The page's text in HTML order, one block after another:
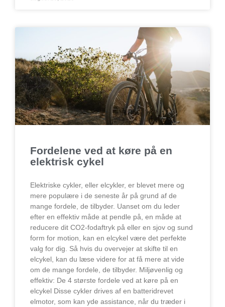
Fordelene ved at køre på en
elektrisk cykel
Elektriske cykler, eller elcykler, er blevet mere og
mere populære i de seneste år på grund af de
mange fordele, de tilbyder. Uanset om du leder
efter en effektiv måde at pendle på, en måde at
reducere dit CO2-fodaftryk på eller en sjov og sund
form for motion, kan en elcykel være det perfekte
valg for dig. Så hvis du overvejer at skifte til en
elcykel, kan du læse videre for at få mere at vide
om de mange fordele, de tilbyder. Miljøvenlig og
effektiv: De 4 største fordele ved at køre på en
elcykel Disse cykler drives af en batteridrevet
elmotor, som kan yde assistance, når du træder i